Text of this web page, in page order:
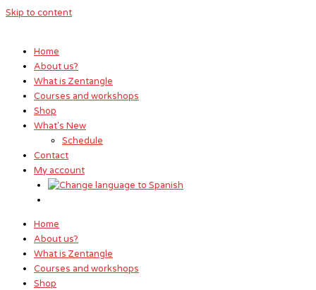
Skip to content
Home
About us?
What is Zentangle
Courses and workshops
Shop
What's New
Schedule
Contact
My account
Home
About us?
What is Zentangle
Courses and workshops
Shop